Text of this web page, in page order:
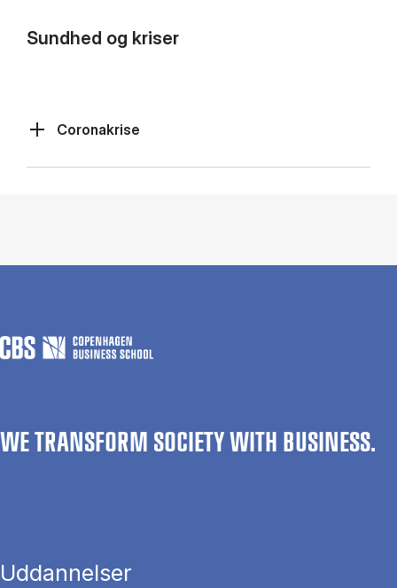
Sundhed og kriser
Coronakrise
WE TRANSFORM SOCIETY WITH BUSINESS.
Uddannelser